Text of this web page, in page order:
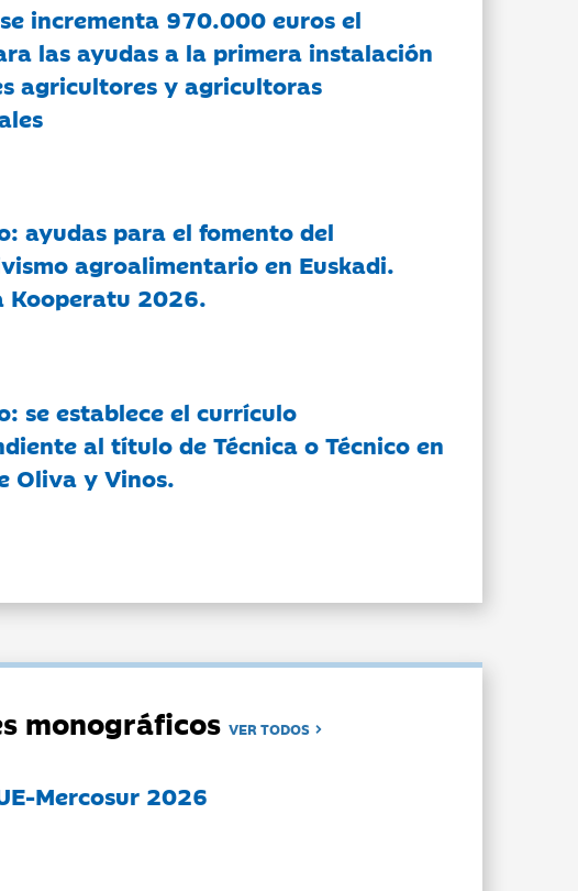
incrementa 970.000 euros el
las ayudas a la primera instalación
agricultores y agricultoras
ayudas para el fomento del
agroalimentario en Euskadi.
Kooperatu 2026.
se establece el currículo
al título de Técnica o Técnico en
Oliva y Vinos.
monográficosVER TODOS
Mercosur 2026